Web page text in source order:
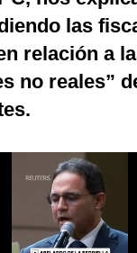
las
relación a
no reales”